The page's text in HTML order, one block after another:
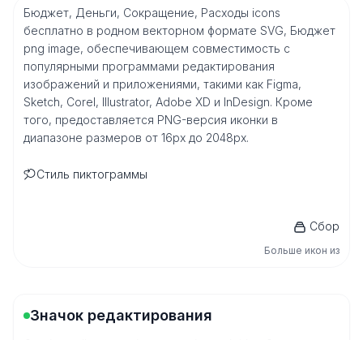
Бюджет, Деньги, Сокращение, Расходы icons
бесплатно в родном векторном формате SVG, Бюджет
png image, обеспечивающем совместимость с
популярными программами редактирования
изображений и приложениями, такими как Figma,
Sketch, Corel, Illustrator, Adobe XD и InDesign. Кроме
того, предоставляется PNG-версия иконки в
диапазоне размеров от 16px до 2048px.
Стиль пиктограммы
Сбор
Больше икон из
Значок редактирования